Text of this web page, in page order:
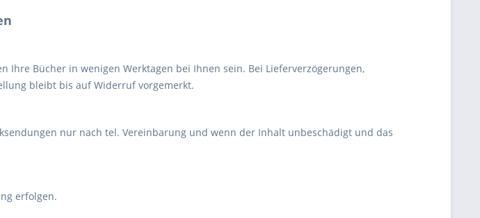
Ihre Bücher in wenigen Werktagen bei Ihnen sein. Bei Lieferverzögerungen,
bleibt bis auf Widerruf vorgemerkt.
nur nach tel. Vereinbarung und wenn der Inhalt unbeschädigt und das
erfolgen.